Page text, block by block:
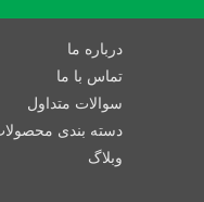
درباره ما
تماس با ما
سوالات متداول
دسته بندی
وبلاگ